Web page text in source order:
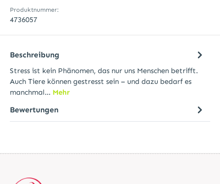
Produktnummer:
4736057
Beschreibung
Stress ist kein Phänomen, das nur uns Menschen betrifft.
Auch Tiere können gestresst sein – und dazu bedarf es
manchmal… Mehr
Bewertungen